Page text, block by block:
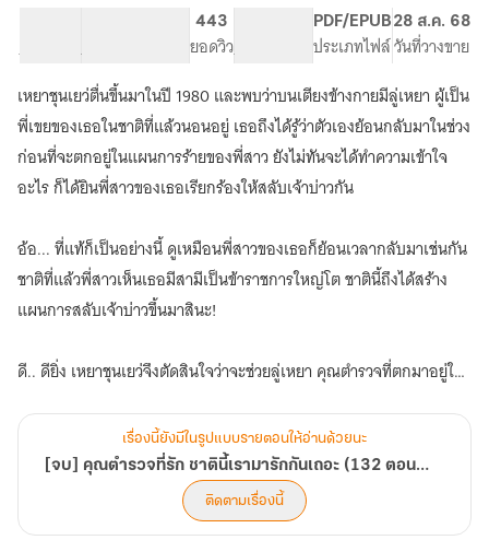
เล่ม
4
เรา
มา
รัก
กัน
เถอะ
(132
จบ)
จำนวนคำ จำนวนหน้า (A5)
443
ยอดวิวระดับเนื้อหา
PDF/EPUB
ประเภทไฟล์
28 ส.ค. 68
วันที่วางขาย
เหยาชุนเยว่ตื่นขึ้นมาในปี 1980 และพบว่าบนเตียงข้างกายมีลู่เหยา ผู้เป็น
พี่เขยของเธอในชาติที่แล้วนอนอยู่ เธอถึงได้รู้ว่าตัวเองย้อนกลับมาในช่วง
ก่อนที่จะตกอยู่ในแผนการร้ายของพี่สาว ยังไม่ทันจะได้ทำความเข้าใจ
อะไร ก็ได้ยินพี่สาวของเธอเรียกร้องให้สลับเจ้าบ่าวกัน
อ้อ... ที่แท้ก็เป็นอย่างนี้ ดูเหมือนพี่สาวของเธอก็ย้อนเวลากลับมาเช่นกัน
ชาติที่แล้วพี่สาวเห็นเธอมีสามีเป็นข้าราชการใหญ่โต ชาตินี้ถึงได้สร้าง
แผนการสลับเจ้าบ่าวขึ้นมาสินะ!
ดี.. ดียิ่ง เหยาชุนเยว่จึงตัดสินใจว่าจะช่วยลู่เหยา คุณตำรวจที่ตกมาอยู่ใน
เปรียบและพยายามขัดขวางความสุขของเธอให้ได้ คอยดูเถอะ!
เรื่องนี้ยังมีในรูปแบบรายตอนให้อ่านด้วยนะ
[จบ] คุณตำรวจที่รัก ชาตินี้เรามารักกันเถอะ (132 ตอนจบ)
ติดตามเรื่องนี้